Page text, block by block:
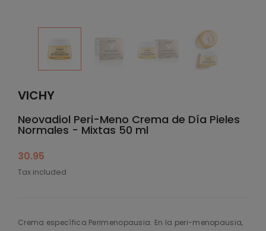
VICHY
Neovadiol Peri-Meno Crema de Día Pieles
Normales - Mixtas 50 ml
30.95
Tax included
Crema específica Perimenopausia. En la peri-menopausia,